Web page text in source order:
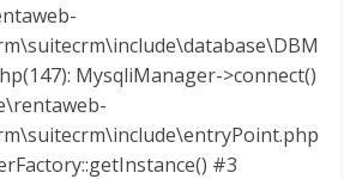
MysqliManager->connect()
#3